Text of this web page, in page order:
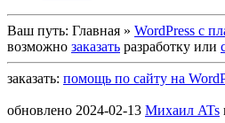
Ваш путь: Главная » WordPress c
возможно заказать разработку или
заказать: помощь по сайту на
обновлено 2024-02-13 Михаил ATs